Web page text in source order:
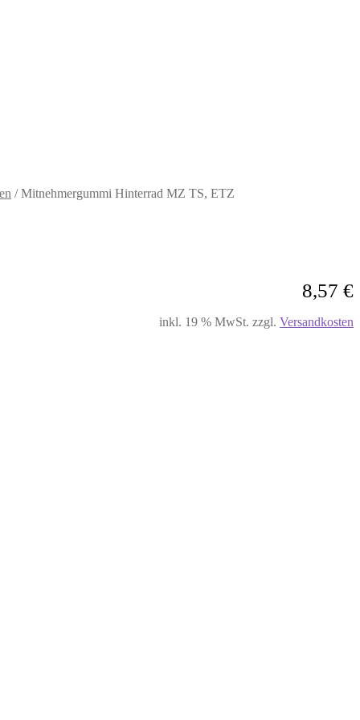
/Mitnehmergummi Hinterrad MZ TS, ETZ
8,57 €
inkl. 19 % MwSt. zzgl. Versandkosten